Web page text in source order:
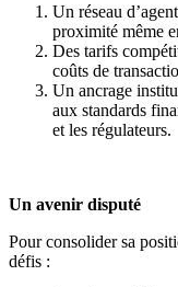
Un réseau
proximité même
Des tarifs
coûts de
Un ancrage
aux standards
et les régulateurs.
Un avenir disputé
Pour consolider sa
défis :